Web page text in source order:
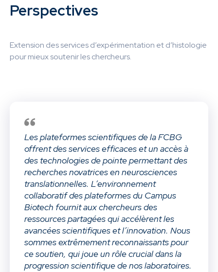
Perspectives
Extension des services d’expérimentation et d’histologie
pour mieux soutenir les chercheurs.
Les plateformes scientifiques de la FCBG
offrent des services efficaces et un accès à
des technologies de pointe permettant des
recherches novatrices en neurosciences
translationnelles. L’environnement
collaboratif des plateformes du Campus
Biotech fournit aux chercheurs des
ressources partagées qui accélèrent les
avancées scientifiques et l’innovation. Nous
sommes extrêmement reconnaissants pour
ce soutien, qui joue un rôle crucial dans la
progression scientifique de nos laboratoires.